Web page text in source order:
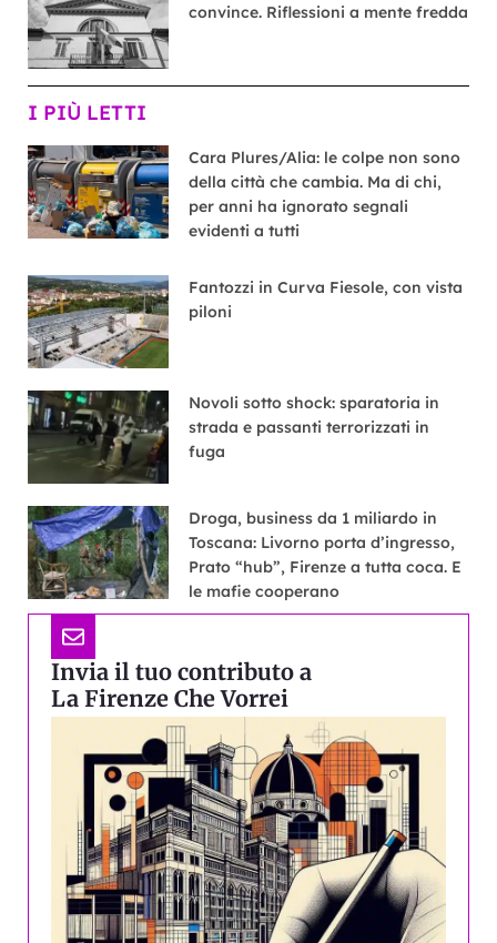
convince. Riflessioni a mente fredda
I PIÙ LETTI
Cara Plures/Alia: le colpe non sono
della città che cambia. Ma di chi,
per anni ha ignorato segnali
evidenti a tutti
Fantozzi in Curva Fiesole, con vista
piloni
Novoli sotto shock: sparatoria in
strada e passanti terrorizzati in
fuga
Droga, business da 1 miliardo in
Toscana: Livorno porta d’ingresso,
Prato “hub”, Firenze a tutta coca. E
le mafie cooperano
Invia il tuo contributo a
La Firenze Che Vorrei